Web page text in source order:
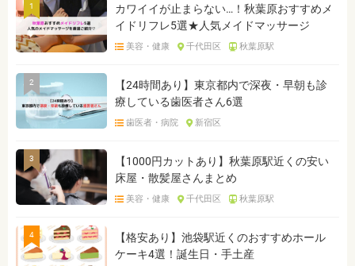
1
カワイイが止まらない…！秋葉原おすすめメ
イドリフレ5選★人気メイドマッサージ
美容・健康 千代田区 秋葉原駅
2
【24時間あり】東京都内で深夜・早朝も診
療している歯医者さん6選
歯医者・病院 新宿区
3
【1000円カットあり】秋葉原駅近くの安い
床屋・散髪屋さんまとめ
美容・健康 千代田区 秋葉原駅
4
【格安あり】池袋駅近くのおすすめホール
ケーキ4選！誕生日・手土産